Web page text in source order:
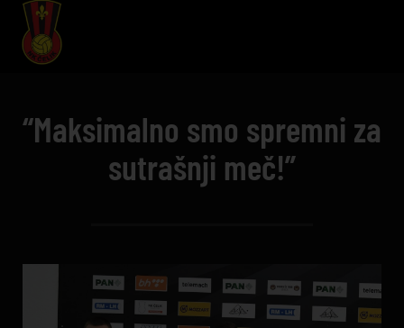
“Maksimalno smo spremni za
sutrašnji meč!”